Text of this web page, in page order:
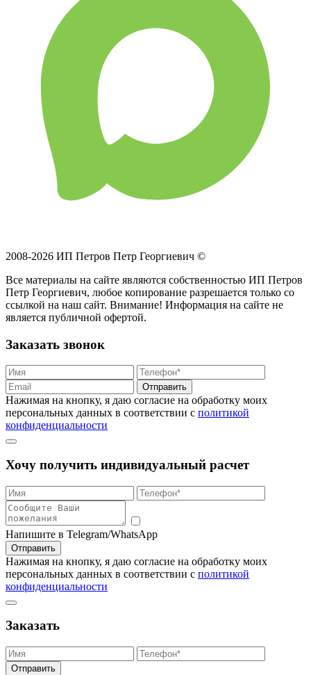
2008-2026 ИП Петров Петр Георгиевич ©
Все материалы на сайте являются собственностью ИП Петров
Петр Георгиевич, любое копирование разрешается только со
ссылкой на наш сайт. Внимание! Информация на сайте не
является публичной офертой.
Заказать звонок
Отправить
Нажимая на кнопку, я даю согласие на обработку моих
персональных данных в соответствии с политикой
конфиденциальности
Хочу получить индивидуальный расчет
Напишите в Telegram/WhatsApp
Отправить
Нажимая на кнопку, я даю согласие на обработку моих
персональных данных в соответствии с политикой
конфиденциальности
Заказать
Отправить